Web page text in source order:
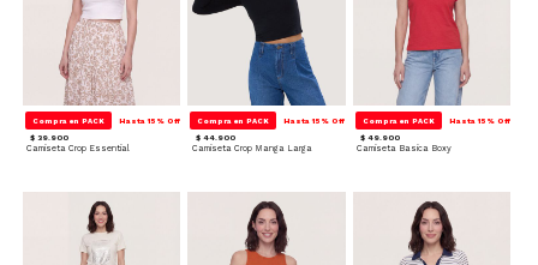
Compra en PACK Hasta 15% Off
$ 39.900
Camiseta Crop Essential
Compra en PACK Hasta 15% Off
$ 44.900
Camiseta Crop Manga Larga
Compra en PACK Hasta 15% Off
$ 49.900
Camiseta Basica Boxy